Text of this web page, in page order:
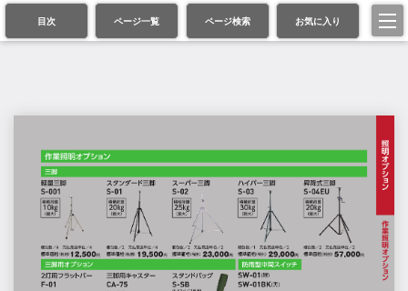
目次 ページ一覧 ページ検索 お気に入り